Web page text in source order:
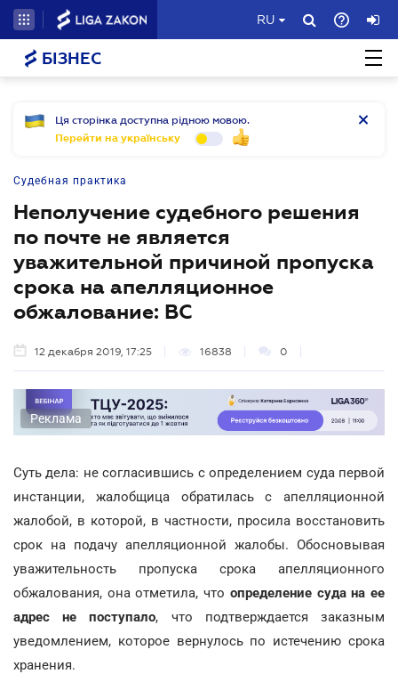
RU
БІЗНЕС
Ця сторінка доступна рідною мовою.
Перейти на українську
Судебная практика
Неполучение судебного решения
по почте не является
уважительной причиной пропуска
срока на апелляционное
обжалование: ВС
12 декабря 2019, 17:25 16838 0
Реклама
Суть дела: не согласившись с определением суда первой
инстанции, жалобщица обратилась с апелляционной
жалобой, в которой, в частности, просила восстановить
срок на подачу апелляционной жалобы. Обосновывая
уважительность пропуска срока апелляционного
обжалования, она отметила, что определение суда на ее
адрес не поступало, что подтверждается заказным
уведомлением, которое вернулось по истечению срока
хранения.